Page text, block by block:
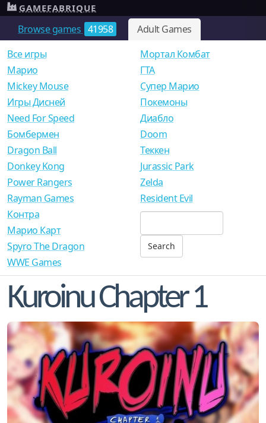
Browse games 41958 Adult Games
GAMEFABRIQUE
Все игры
Mарио
Mickey Mouse
Игры Дисней
Need For Speed
Мортал Комбат
ГТА
Супер Марио
Покемоны
Диабло
Бомбермен
Dragon Ball
Donkey Kong
Power Rangers
Rayman Games
Doom
Теккен
Jurassic Park
Zelda
Resident Evil
Контра
Марио Карт
Spyro The Dragon
WWE Games
Kuroinu Chapter 1